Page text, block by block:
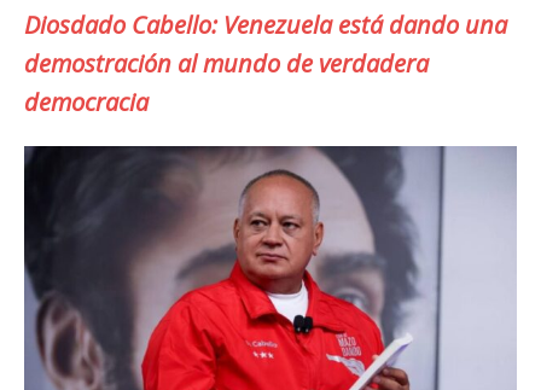
Diosdado Cabello: Venezuela está dando una
demostración al mundo de verdadera
democracia